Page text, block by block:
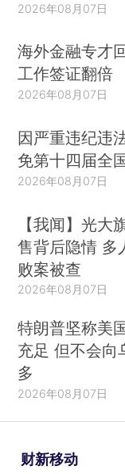
2026年08月07日
海外金融专才
工作签证翻倍
2026年08月07日
因严重违纪违
免第十四届全
2026年08月07日
【我闻】光大
售背后隐情 多
败案被查
2026年08月07日
特朗普坚称美
充足 但不会向
多
2026年08月07日
财新移动